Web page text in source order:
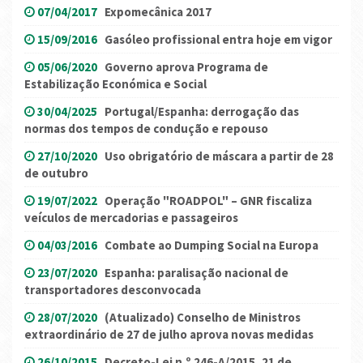
07/04/2017 Expomecânica 2017
15/09/2016 Gasóleo profissional entra hoje em vigor
05/06/2020 Governo aprova Programa de
Estabilização Económica e Social
30/04/2025 Portugal/Espanha: derrogação das
normas dos tempos de condução e repouso
27/10/2020 Uso obrigatório de máscara a partir de 28
de outubro
19/07/2022 Operação "ROADPOL" – GNR fiscaliza
veículos de mercadorias e passageiros
04/03/2016 Combate ao Dumping Social na Europa
23/07/2020 Espanha: paralisação nacional de
transportadores desconvocada
28/07/2020 (Atualizado) Conselho de Ministros
extraordinário de 27 de julho aprova novas medidas